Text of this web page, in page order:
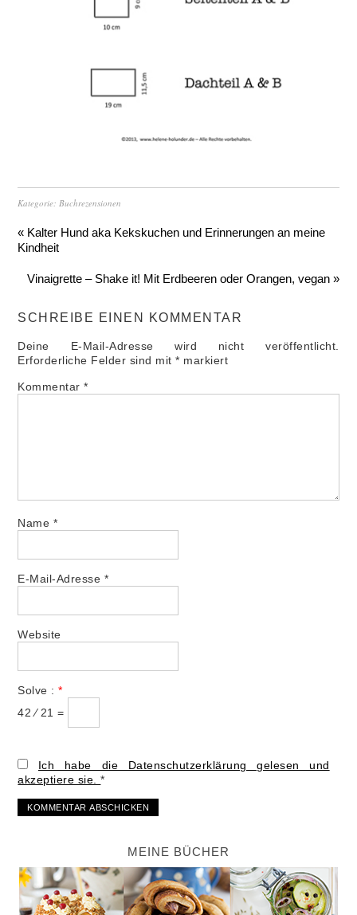
Kategorie: Buchrezensionen
« Kalter Hund aka Kekskuchen und Erinnerungen an meine
Kindheit
Vinaigrette – Shake it! Mit Erdbeeren oder Orangen, vegan »
SCHREIBE EINEN KOMMENTAR
Deine E-Mail-Adresse wird nicht veröffentlicht.
Erforderliche Felder sind mit* markiert
Kommentar*
Name *
E-Mail-Adresse *
Website
Solve :*
42 ⁄ 21 =
Ich habe die Datenschutzerklärung gelesen und
akzeptiere sie.*
MEINE BÜCHER